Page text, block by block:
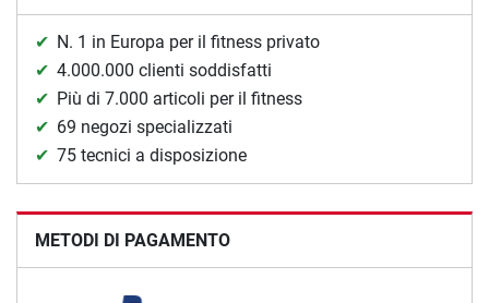
N. 1 in Europa per il fitness privato
4.000.000 clienti soddisfatti
Più di 7.000 articoli per il fitness
69 negozi specializzati
75 tecnici a disposizione
METODI DI PAGAMENTO